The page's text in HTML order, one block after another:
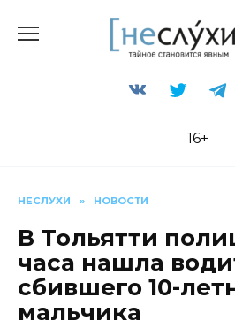
16+
НЕСЛУХИ » НОВОСТИ
В Тольятти
часа нашла
сбившего 10-
мальчика